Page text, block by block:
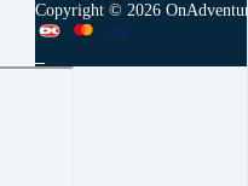
Copyright © 2026